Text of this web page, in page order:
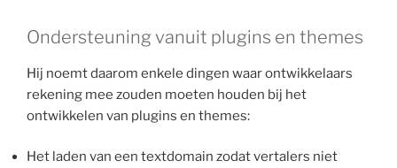
Ondersteuning vanuit plugins en themes
Hij noemt daarom enkele dingen waar ontwikkelaars
rekening mee zouden moeten houden bij het
ontwikkelen van plugins en themes:
Het laden van een textdomain zodat vertalers niet